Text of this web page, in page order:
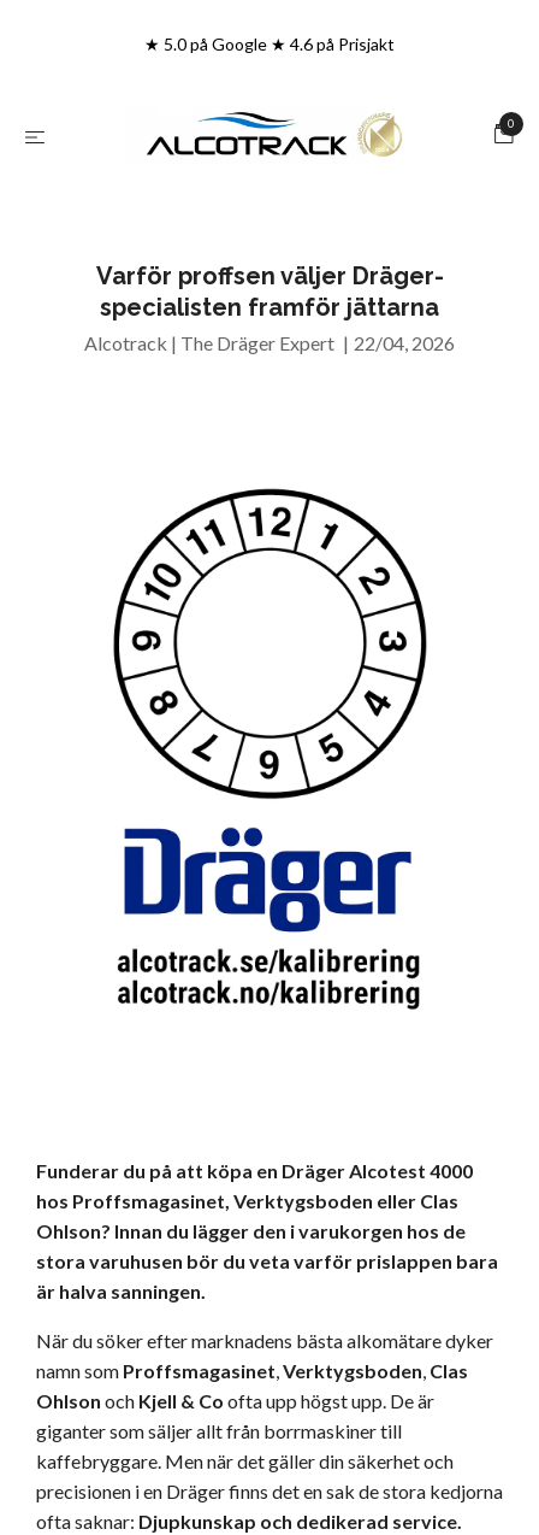
★ 5.0 på Google ★ 4.6 på Prisjakt
0
Varför proffsen väljer Dräger-
specialisten framför jättarna
Alcotrack | The Dräger Expert | 22/04, 2026
Funderar du på att köpa en Dräger Alcotest 4000
hos Proffsmagasinet, Verktygsboden eller Clas
Ohlson? Innan du lägger den i varukorgen hos de
stora varuhusen bör du veta varför prislappen bara
är halva sanningen.
När du söker efter marknadens bästa alkomätare dyker
namn som Proffsmagasinet,Verktygsboden, Clas
Ohlson och Kjell & Co ofta upp högst upp. De är
giganter som säljer allt från borrmaskiner till
kaffebryggare. Men när det gäller din säkerhet och
precisionen i en Dräger finns det en sak de stora kedjorna
ofta saknar: Djupkunskap och dedikerad service.